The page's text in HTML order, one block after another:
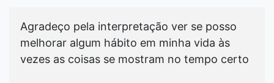
Agradeço pela interpretação ver se posso
melhorar algum hábito em minha vida às
vezes as coisas se mostram no tempo certo